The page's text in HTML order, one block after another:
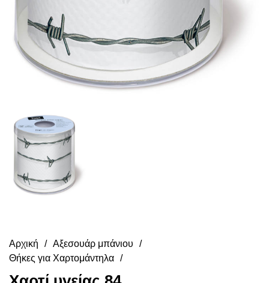
Αρχική
Αξεσουάρ μπάνιου
Θήκες για Χαρτομάντηλα